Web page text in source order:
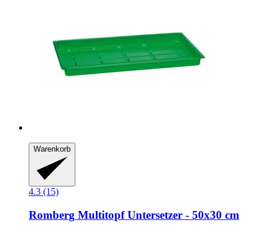
Warenkorb
4.3 (15)
Romberg Multitopf Untersetzer -​ 50x30 cm